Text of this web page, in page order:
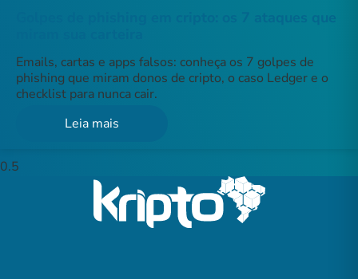
Emails, cartas e apps falsos: conheça os 7 golpes de
phishing que miram donos de cripto, o caso Ledger e o
checklist para nunca cair.
Leia mais